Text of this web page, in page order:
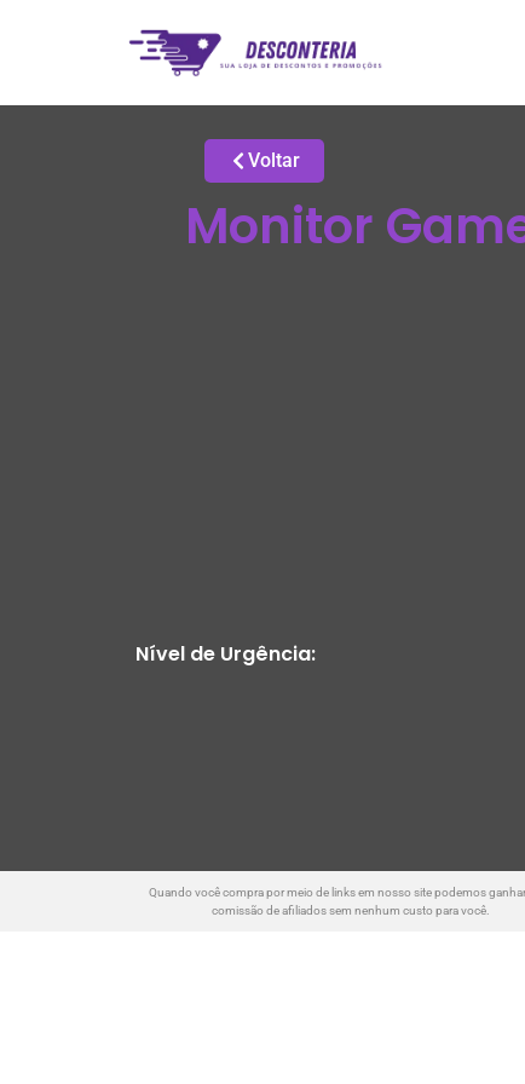
Voltar
Monitor
Nível de Urgência:
Quando você compra por meio de links em nosso site podemos
comissão de afiliados sem nenhum custo para você.